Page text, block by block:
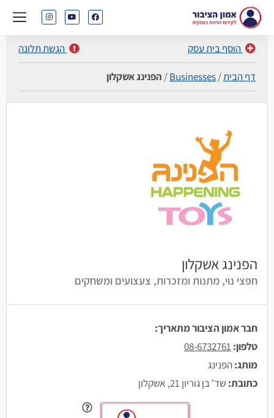
הוסף בית עסק הגשת תלונה
דף הבית/
Businesses
/ הפנינג אשקלון
הפנינג אשקלון
חפצי נוי, מתנות ומזכרות, צעצועים ומשחקים
חבר אמון הציבור מתאריך:
טלפון: 08-6732761
מותג:הפנינג
כתובת: שד' בן גוריון 21, אשקלון